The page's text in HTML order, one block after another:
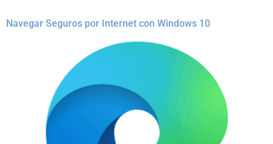
Navegar Seguros por Internet con Windows 10